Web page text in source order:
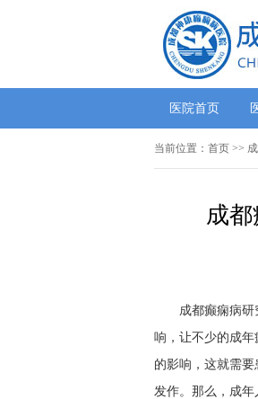
医院首页
当前位置： 首页 >>
成
成都癫痫病研究
响，让不少的成
的影响，这就需
发作。那么，成